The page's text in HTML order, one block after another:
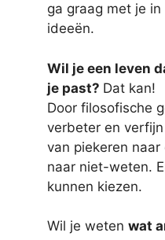
ga graag met je
ideeën.
Wil je een leven
je past? Dat kan!
Door filosofische
verbeter en
van piekeren
naar niet-weten.
kunnen kiezen.
Wil je weten wat